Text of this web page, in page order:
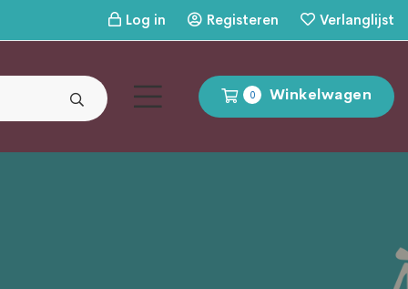
Log in Registeren Verlanglijst
0 Winkelwagen